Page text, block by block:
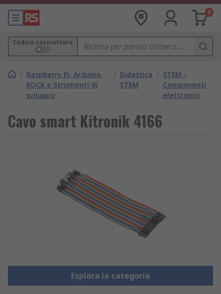
0
Codice costruttore
/ Raspberry Pi, Arduino,
ROCK e Strumenti di
sviluppo
/ Didattica
STEM
/ STEM -
Componenti
elettronici
Cavo smart Kitronik 4166
Esplora la categoria